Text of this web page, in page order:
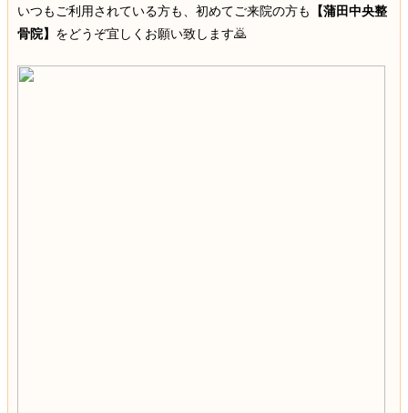
いつもご利用されている方も、初めてご来院の方も 【蒲田中央整
骨院】 をどうぞ宜しくお願い致します🙇